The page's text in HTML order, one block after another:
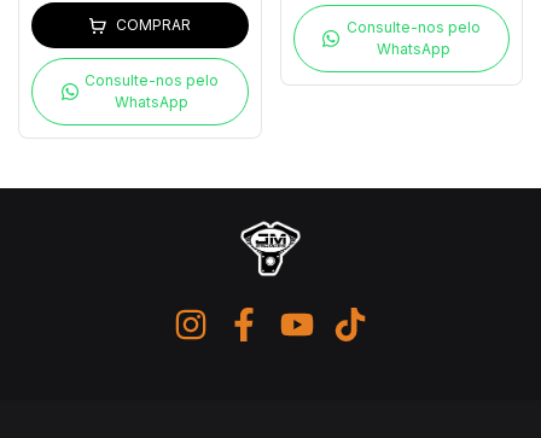
COMPRAR
Consulte-nos pelo
WhatsApp
Consulte-nos pelo
WhatsApp